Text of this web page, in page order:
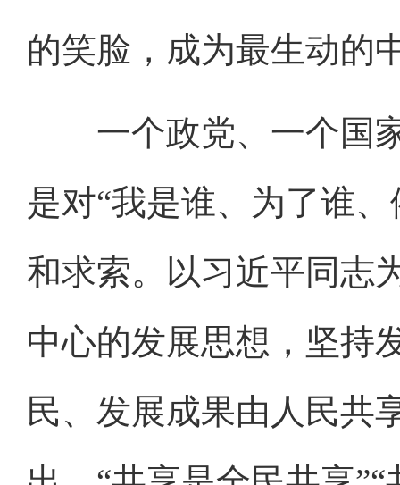
的笑脸，成为最生动的
一个政党、一个国家
是对“我是谁、为了谁
和求索。以习近平同志
中心的发展思想，坚持
民、发展成果由人民共